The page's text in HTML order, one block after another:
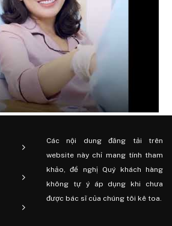
Các nội dung đăng tải trên
website này chỉ mang tính tham
khảo, đề nghị Quý khách hàng
không tự ý áp dụng khi chưa
được bác sĩ của chúng tôi kê toa.